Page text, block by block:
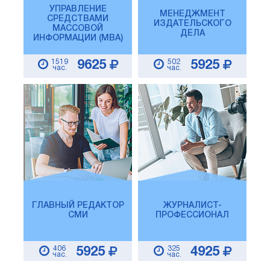
УПРАВЛЕНИЕ
СРЕДСТВАМИ
МАССОВОЙ
ИНФОРМАЦИИ (MBA)
1519
час.
9625
МЕНЕДЖМЕНТ
ИЗДАТЕЛЬСКОГО
ДЕЛА
502
час.
5925
ГЛАВНЫЙ РЕДАКТОР
СМИ
406
час.
5925
ЖУРНАЛИСТ-
ПРОФЕССИОНАЛ
325
час.
4925